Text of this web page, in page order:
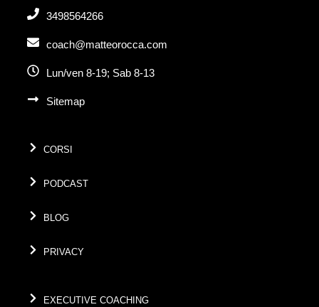
3498564266
coach@matteorocca.com
Lun/ven 8-19; Sab 8-13
Sitemap
CORSI
PODCAST
BLOG
PRIVACY
EXECUTIVE COACHING